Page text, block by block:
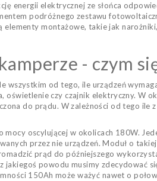
energii elektrycznej ze słońca
podróżnego zestawu
montażowe, takie jak
- czym
od tego, ile urządzeń
czy czajnik elektryczny. W
do prądu. W zależności od tego
oscylującej w okolicach 180W.
przez nie urządzeń. Moduł o
prąd do późniejszego
powodu musimy zdecydować
150Ah może ważyć nawet o